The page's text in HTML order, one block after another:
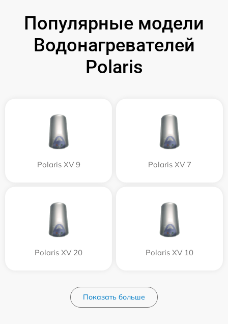
Популярные модели
Водонагревателей
Polaris
Polaris XV 9 Polaris XV 7
Polaris XV 20 Polaris XV 10
Показать больше